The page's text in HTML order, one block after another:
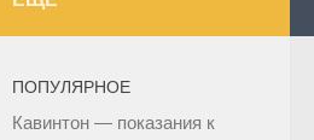
ПОПУЛЯРНОЕ
Кавинтон — показания к